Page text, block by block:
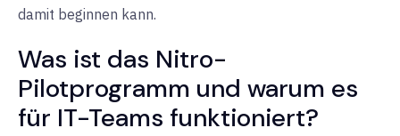
damit beginnen kann.
Was ist das Nitro-
Pilotprogramm und warum es
für IT-Teams funktioniert?